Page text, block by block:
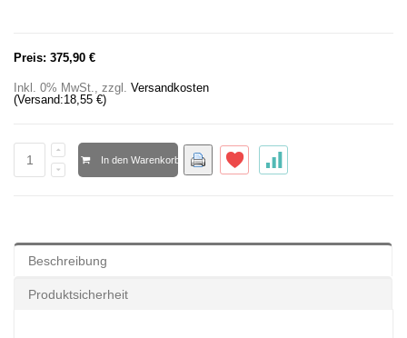
Preis: 375,90 €
Inkl. 0% MwSt., zzgl. Versandkosten
(Versand:18,55 €)
In den Warenkorb
Beschreibung
Produktsicherheit